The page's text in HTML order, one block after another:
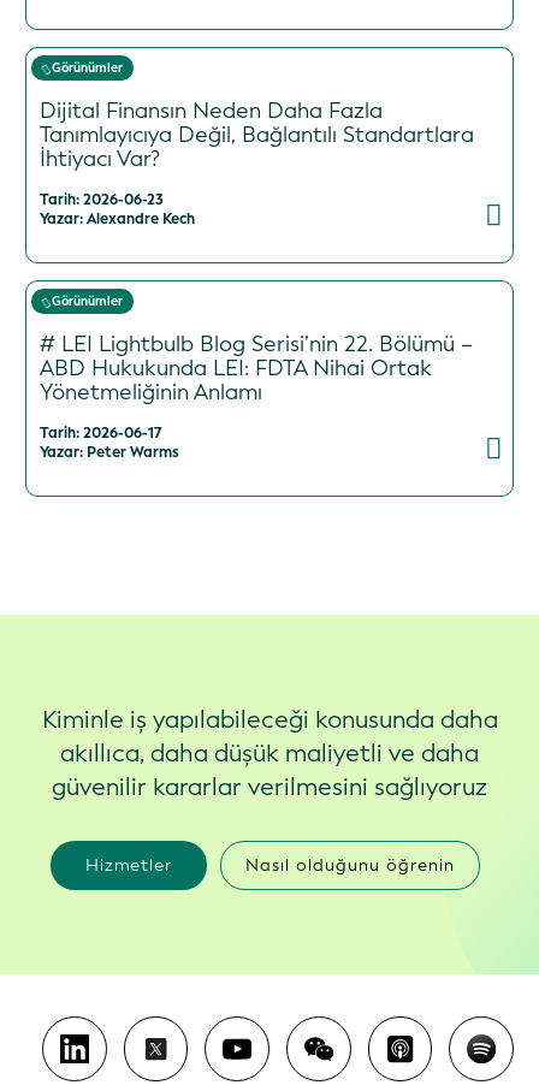
Görünümler
Dijital Finansın Neden Daha Fazla
Tanımlayıcıya Değil, Bağlantılı Standartlara
İhtiyacı Var?
Tarih: 2026-06-23
Yazar: Alexandre Kech
Görünümler
# LEI Lightbulb Blog Serisi’nin 22. Bölümü –
ABD Hukukunda LEI: FDTA Nihai Ortak
Yönetmeliğinin Anlamı
Tarih: 2026-06-17
Yazar: Peter Warms
Kiminle iş yapılabileceği konusunda daha
akıllıca, daha düşük maliyetli ve daha
güvenilir kararlar verilmesini sağlıyoruz
Hizmetler Nasıl olduğunu öğrenin